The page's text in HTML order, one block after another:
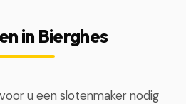
in Bierghes
u een slotenmaker nodig